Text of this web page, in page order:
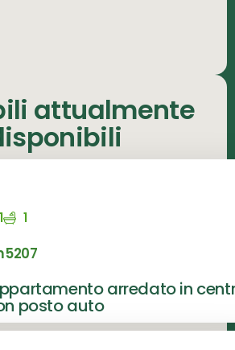
attualmente
1 1
arredato in
posto auto